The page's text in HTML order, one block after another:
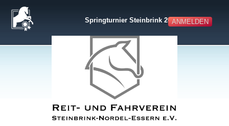
ANMELDEN
Springturnier Steinbrink 2025